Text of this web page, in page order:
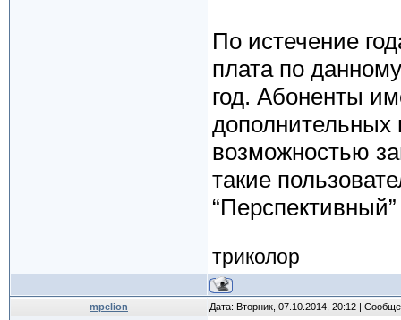
По истечение
плата по
год. Абоненты
дополнительных
возможностью
такие
триколор
mpelion Дата: Вторник, 07.10.2014, 20:12 |